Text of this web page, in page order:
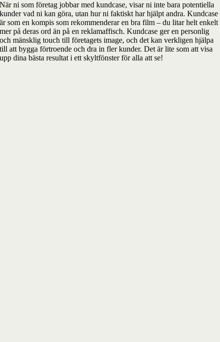
När ni som företag jobbar med kundcase, visar ni inte bara potentiella
kunder vad ni kan göra, utan hur ni faktiskt har hjälpt andra. Kundcase
är som en kompis som rekommenderar en bra film – du litar helt enkelt
mer på deras ord än på en reklamaffisch. Kundcase ger en personlig
och mänsklig touch till företagets image, och det kan verkligen hjälpa
till att bygga förtroende och dra in fler kunder. Det är lite som att visa
upp dina bästa resultat i ett skyltfönster för alla att se!